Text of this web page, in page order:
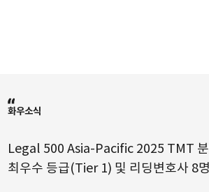
화우소식
Legal 500 Asia-Pacific 2025 TMT
최우수 등급(Tier 1) 및 리딩변호사 8